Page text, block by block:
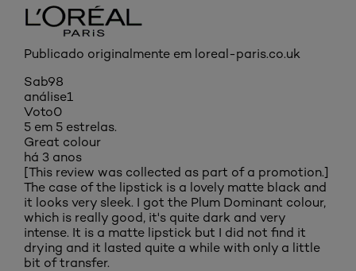
Publicado originalmente em loreal-paris.co.uk
Sab98
análise1
Voto0
5 em 5 estrelas.
Great colour
há 3 anos
[This review was collected as part of a promotion.]
The case of the lipstick is a lovely matte black and
it looks very sleek. I got the Plum Dominant colour,
which is really good, it's quite dark and very
intense. It is a matte lipstick but I did not find it
drying and it lasted quite a while with only a little
bit of transfer.